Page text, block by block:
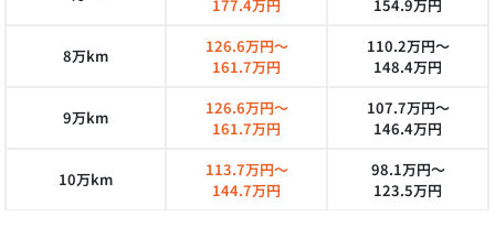
177.4万円
154.9万円
8万km
126.6万円～
161.7万円
110.2万円～
148.4万円
9万km
126.6万円～
161.7万円
107.7万円～
146.4万円
10万km
113.7万円～
144.7万円
98.1万円～
123.5万円